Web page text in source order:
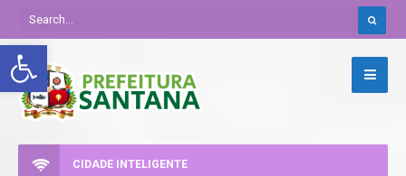
Abrir a barra de ferramentas
CIDADE INTELIGENTE